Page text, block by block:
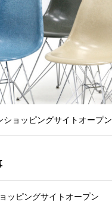
ショッピングサイトオープン
ッピングサイトオープン